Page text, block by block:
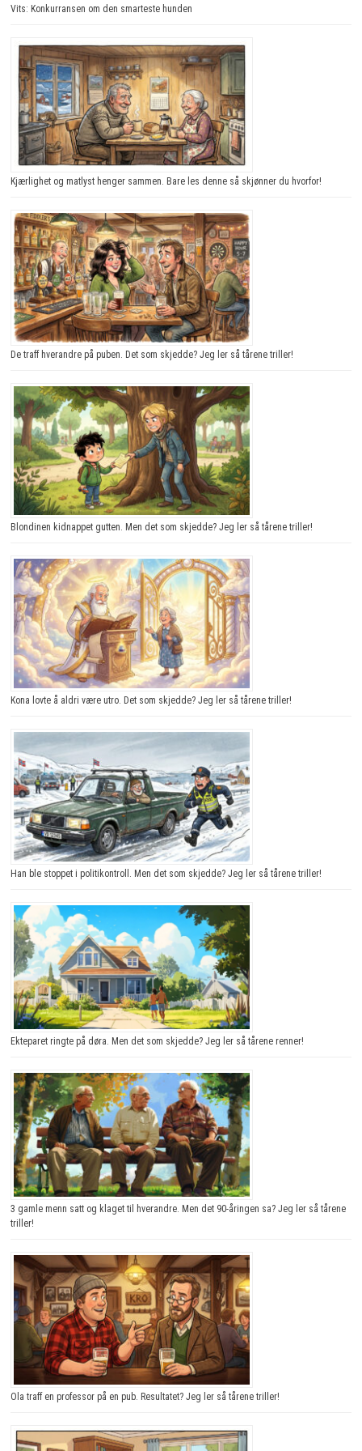
Vits: Konkurransen om den smarteste hunden
Kjærlighet og matlyst henger sammen. Bare les denne så skjønner du hvorfor!
De traff hverandre på puben. Det som skjedde? Jeg ler så tårene triller!
Blondinen kidnappet gutten. Men det som skjedde? Jeg ler så tårene triller!
Kona lovte å aldri være utro. Det som skjedde? Jeg ler så tårene triller!
Han ble stoppet i politikontroll. Men det som skjedde? Jeg ler så tårene triller!
Ekteparet ringte på døra. Men det som skjedde? Jeg ler så tårene renner!
3 gamle menn satt og klaget til hverandre. Men det 90-åringen sa? Jeg ler så tårene
triller!
Ola traff en professor på en pub. Resultatet? Jeg ler så tårene triller!